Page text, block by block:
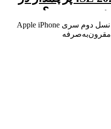
محدود؟
در آوریل 2020، برند اپل با معرفی نسل دوم سری Apple iPhone